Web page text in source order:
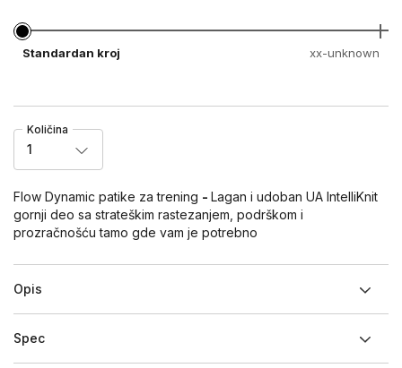
Standardan kroj xx-unknown
Količina
1
Flow Dynamic patike za trening - Lagan i udoban UA IntelliKnit
gornji deo sa strateškim rastezanjem, podrškom i
prozračnošću tamo gde vam je potrebno
Opis
Spec